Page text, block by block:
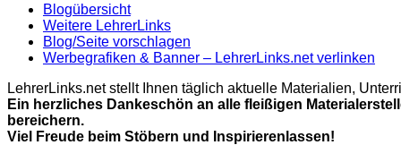
Blogübersicht
Weitere LehrerLinks
Blog/Seite vorschlagen
Werbegrafiken & Banner – LehrerLinks.net verlinken
LehrerLinks.net stellt Ihnen täglich aktuelle Materialien,
Ein herzliches Dankeschön an alle fleißigen
bereichern.
Viel Freude beim Stöbern und Inspirierenlassen!